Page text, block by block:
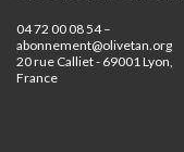
04 72 00 08 54 –
abonnement@olivetan.org
20 rue Calliet - 69001 Lyon,
France